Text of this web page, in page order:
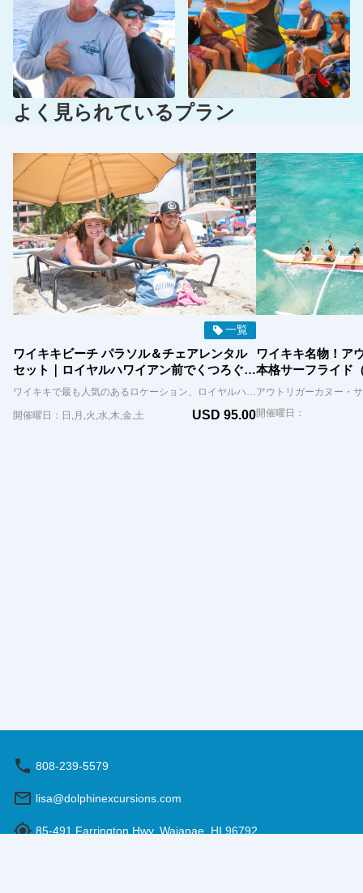
よく見られているプラン
一覧
ワイキキビーチ パラソル＆チェアレンタル
セット｜ロイヤルハワイアン前でくつろぐ贅
沢ビーチ時間（オアフ島）
開催曜日：日,月,火,水,木,金,土 USD 95.00
ワイキキ名物！ア
本格サーフライド
開催曜日：
808-239-5579
lisa@dolphinexcursions.com
85-491 Farrington Hwy, Waianae, HI 96792